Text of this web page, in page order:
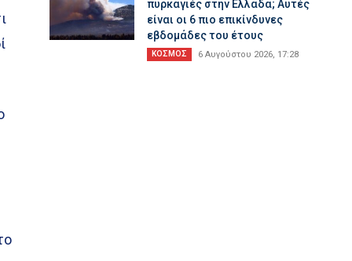
πυρκαγιές στην Ελλάδα; Αυτές
είναι οι 6 πιο επικίνδυνες
εβδομάδες του έτους
ΚΟΣΜΟΣ 6 Αυγούστου 2026, 17:28